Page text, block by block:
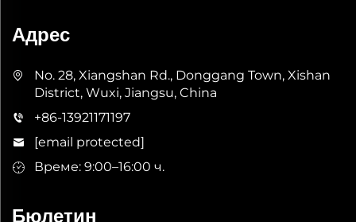
Адрес
No. 28, Xiangshan Rd., Donggang Town, Xishan
District, Wuxi, Jiangsu, China
+86-13921171197
[email protected]
Време: 9:00–16:00 ч.
Бюлетин